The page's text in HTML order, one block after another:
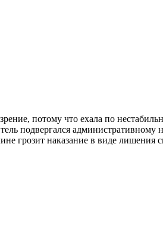
потому что ехала по
подвергался административному
грозит наказание в виде лишения